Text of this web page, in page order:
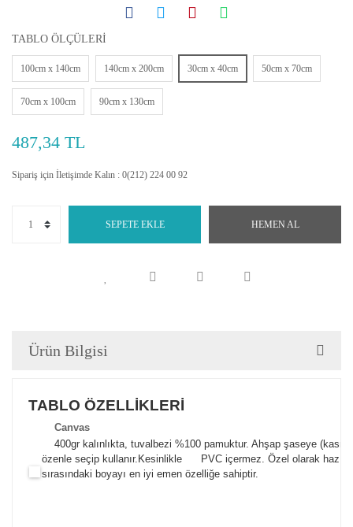
TABLO ÖLÇÜLERİ
100cm x 140cm 140cm x 200cm 30cm x 40cm 50cm x 70cm
70cm x 100cm 90cm x 130cm
487,34 TL
Sipariş için İletişimde Kalın : 0(212) 224 00 92
SEPETE EKLE HEMEN AL
Ürün Bilgisi
TABLO ÖZELLİKLERİ
Canvas
400gr kalınlıkta, tuvalbezi %100 pamuktur. Ahşap şaseye
özenle seçip kullanır. Kesinlikle PVC içermez. Özel olarak
sırasındaki boyayı en iyi emen özelliğe sahiptir.